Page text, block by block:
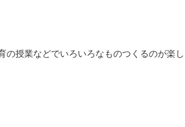
の授業などでいろいろなものつくるのが楽し